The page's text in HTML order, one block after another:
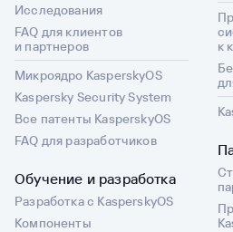
Исследования
FAQ для клиентов
и партнеров
Микроядро KasperskyOS
Kaspersky Security System
Все патенты KasperskyOS
FAQ для разработчиков
Обучение и разработка
Разработка с KasperskyOS
Компоненты
к